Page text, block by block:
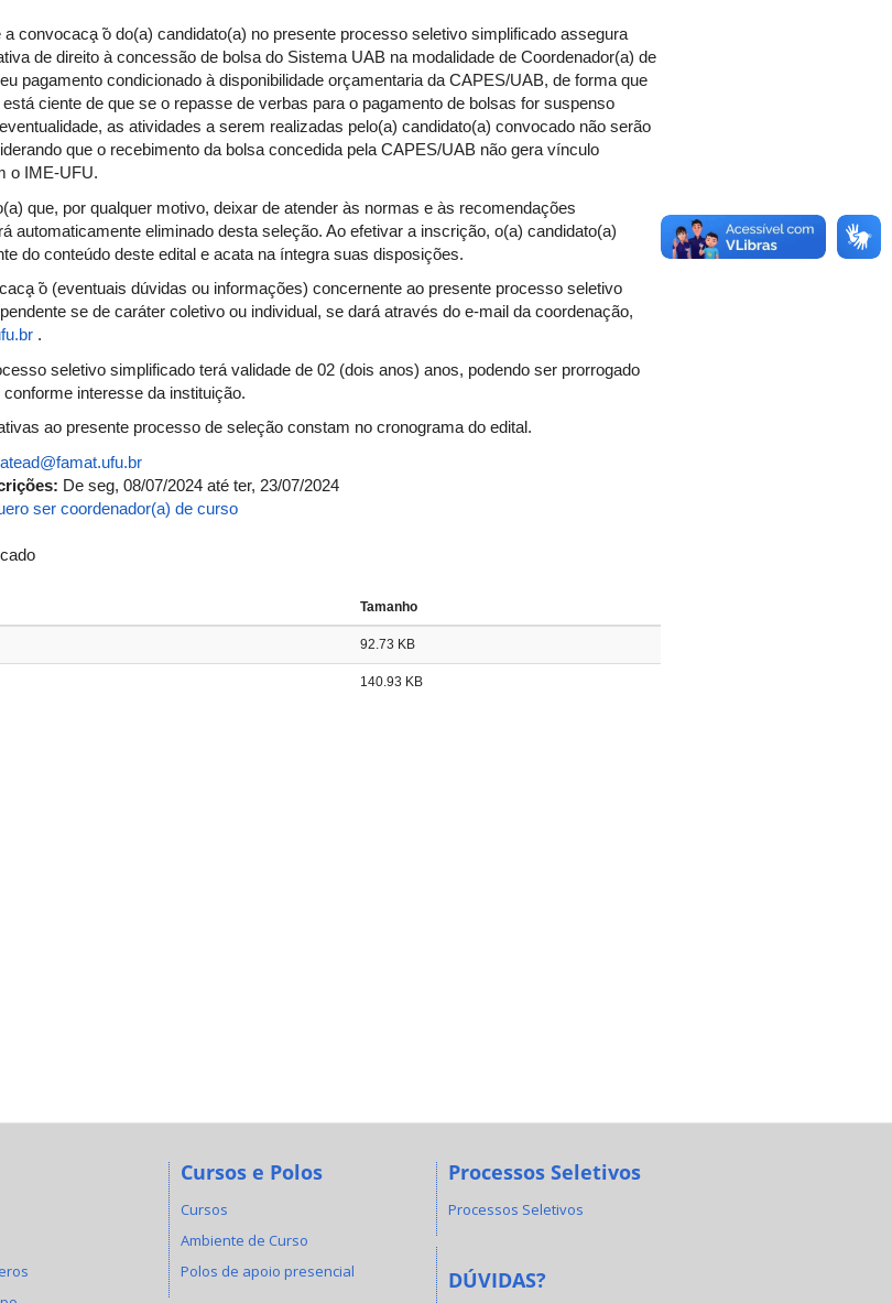
a convocaca̧ ̃o do(a) candidato(a) no presente processo seletivo simplificado assegura
de direito à concessão de bolsa do Sistema UAB na modalidade de Coordenador(a) de
pagamento condicionado à disponibilidade orçamentaria da CAPES/UAB, de forma que
ciente de que se o repasse de verbas para o pagamento de bolsas for suspenso
as atividades a serem realizadas pelo(a) candidato(a) convocado não serão
que o recebimento da bolsa concedida pela CAPES/UAB não gera vínculo
o IME-UFU.
que, por qualquer motivo, deixar de atender às normas e às recomendações
automaticamente eliminado desta seleção. Ao efetivar a inscrição, o(a) candidato(a)
do conteúdo deste edital e acata na íntegra suas disposições.
̃o (eventuais dúvidas ou informações) concernente ao presente processo seletivo
se de caráter coletivo ou individual, se dará́ através do e-mail da coordenação,
.
seletivo simplificado terá validade de 02 (dois anos) anos, podendo ser prorrogado
conforme interesse da instituição.
ao presente processo de seleção constam no cronograma do edital.
De seg, 08/07/2024 até ter, 23/07/2024
ser coordenador(a) de curso
Tamanho
92.73 KB
140.93 KB
Cursos e Polos
Cursos
Ambiente de Curso
Polos de apoio presencial
Processos Seletivos
Processos Seletivos
DÚVIDAS?